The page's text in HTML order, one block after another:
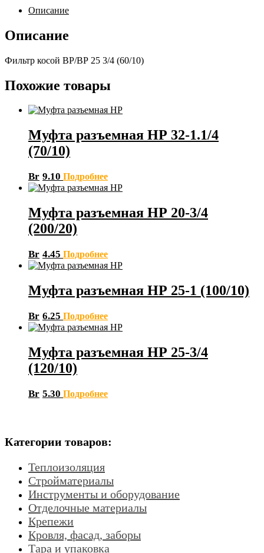
Описание
Описание
Фильтр косой ВР/ВР 25 3/4 (60/10)
Похожие товары
Муфта разъемная НР 32-1.1/4
(70/10)
Br 9.10 Подробнее
Муфта разъемная НР 20-3/4
(200/20)
Br 4.45 Подробнее
Муфта разъемная НР 25-1 (100/10)
Br 6.25 Подробнее
Муфта разъемная НР 25-3/4
(120/10)
Br 5.30 Подробнее
Категории товаров:
Теплоизоляция
Стройматериалы
Инструменты и оборудование
Отделочные материалы
Крепежи
Кровля, фасад, заборы
Тара и упаковка